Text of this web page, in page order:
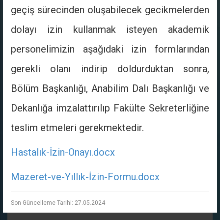
geçiş sürecinden oluşabilecek gecikmelerden
dolayı izin kullanmak isteyen akademik
personelimizin aşağıdaki izin formlarından
gerekli olanı indirip doldurduktan sonra,
Bölüm Başkanlığı, Anabilim Dalı Başkanlığı ve
Dekanlığa imzalattırılıp Fakülte Sekreterliğine
teslim etmeleri gerekmektedir.
Hastalık-İzin-Onayı.docx
Mazeret-ve-Yıllık-İzin-Formu.docx
Son Güncelleme Tarihi: 27.05.2024
Alkol Bağımlılığıyla Mücadele Etkinliği
Erasmus Days Etkinliği
Hızlı Bağlantılar
Öğrenci İşleri Bilgi Sistemi